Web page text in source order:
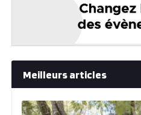
Meilleurs articles